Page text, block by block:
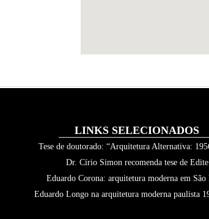
LINKS SELECIONADOS
Tese de doutorado: “Arquitetura Alternativa:
Dr. Círio Simon recomenda tese de Edite
Eduardo Corona: arquitetura moderna em São
Eduardo Longo na arquitetura moderna paulista